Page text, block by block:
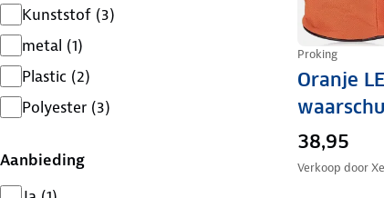
Kunststof (3)
metal (1)
Plastic (2)
Polyester (3)
Aanbieding
Proking
Oranje
38,95
Verkoop door